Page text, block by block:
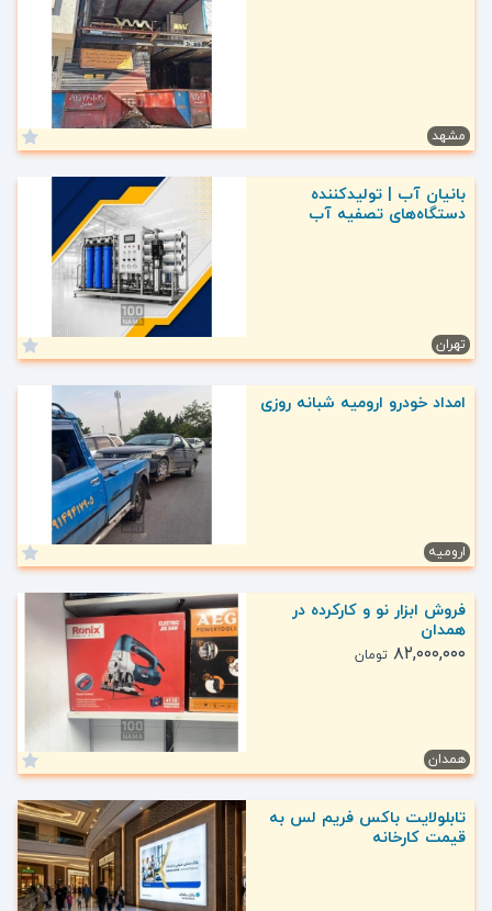
مشهد
بانیان آب | تولیدکننده
دستگاه‌های تصفیه آب
تهران
امداد خودرو ارومیه شبانه روزی
ارومیه
فروش ابزار نو و کارکرده در
همدان
۸۲,۰۰۰,۰۰۰ تومان
همدان
تابلولایت باکس فریم لس به
قیمت کارخانه